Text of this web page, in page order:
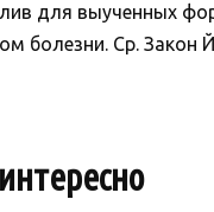
для выученных
болезни. Ср. Закон